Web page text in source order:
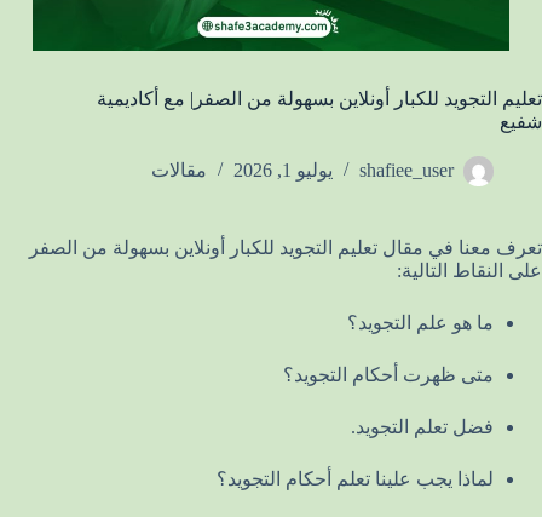
تعليم التجويد للكبار أونلاين بسهولة من الصفر| مع أكاديمية
شفيع
shafiee_user يوليو 1, 2026 مقالات
تعرف معنا في مقال تعليم التجويد للكبار أونلاين بسهولة من الصفر
على النقاط التالية:
ما هو علم التجويد؟
متى ظهرت أحكام التجويد؟
فضل تعلم التجويد.
لماذا يجب علينا تعلم أحكام التجويد؟